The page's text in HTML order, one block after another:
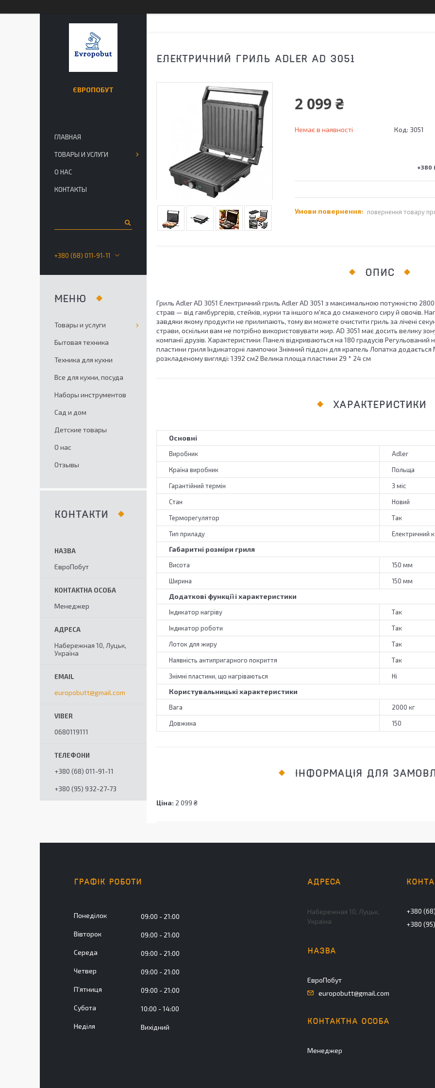
ЕЛЕКТРИЧНИЙ ГРИЛЬ ADLER AD 3051
2 099 ₴
Немає в наявності Код: 3051
+380
повернення товару
ОПИС
Гриль Adler AD 3051 Електричний гриль Adler AD 3051 з максимальною потужністю
страв — від гамбургерів, стейків, курки та іншого м'яса до смаженого сиру й овочів.
завдяки якому продукти не прилипають, тому ви можете очистити гриль за лічені
страви, оскільки вам не потрібно використовувати жир. AD 3051 має досить велику
компанії друзів. Характеристики: Панелі відкриваються на 180 градусів
пластини гриля Індикаторні лампочки Знімний піддон для крапель Лопатка
розкладеному вигляді: 1392 см2 Велика площа пластини 29 * 24 см
ХАРАКТЕРИСТИКИ
Основні
Виробник Adler
Країна виробник Польща
Гарантійний термін 3 міс
Стан Новий
Терморегулятор Так
Тип приладу Електричний
Габаритні розміри гриля
Висота 150 мм
Ширина 150 мм
Додаткові функції і характеристики
Індикатор нагріву Так
Індикатор роботи Так
Лоток для жиру Так
Наявність антипригарного покриття Так
Знімні пластини, що нагріваються Ні
Користувальницькі характеристики
Вага 2000 кг
Довжина 150
ІНФОРМАЦІЯ ДЛЯ
Ціна: 2 099 ₴
ЄВРОПОБУТ
ГЛАВНАЯ
ТОВАРЫ И УСЛУГИ
О НАС
КОНТАКТЫ
+380 (68) 011-91-11
Товары и услуги
Бытовая техника
Техника для кухни
Все для кухни, посуда
Наборы инструментов
Сад и дом
Детские товары
О нас
Отзывы
КОНТАКТИ
ЕвроПобут
Менеджер
Набережная 10, Луцьк,
Україна
europobutt@gmail.com
0680119111
+380 (68) 011-91-11
+380 (95) 932-27-73
ГРАФІК РОБОТИ
Понеділок 09:00 21:00
Вівторок 09:00 21:00
Середа 09:00 21:00
Четвер 09:00 21:00
Пʼятниця 09:00 21:00
Субота 10:00 14:00
Неділя Вихідний
Набережная 10, Луцьк,
Україна
ЕвроПобут
europobutt@gmail.com
Менеджер
+380
+380